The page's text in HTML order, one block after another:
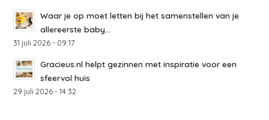
Waar je op moet letten bij het samenstellen van je
allereerste baby...
31 juli 2026 - 09:17
Gracieus.nl helpt gezinnen met inspiratie voor een
sfeervol huis
29 juli 2026 - 14:32